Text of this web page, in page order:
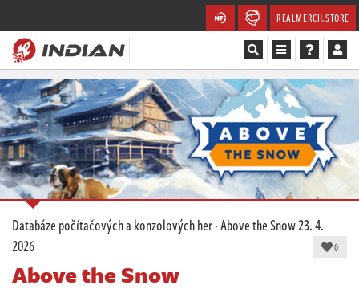
REALMERCH.STORE
Magazín
Recenze
Videa
Soutěže
Databáze
Komunita
Databáze počítačových a konzolových her·Above the Snow23. 4.
2026
0
Above the Snow